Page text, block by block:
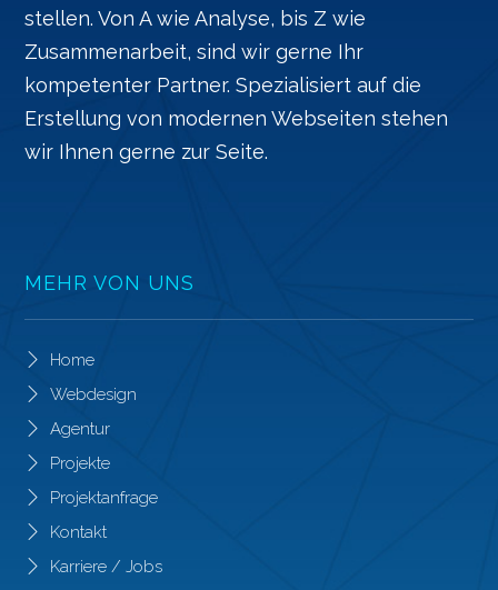
stellen. Von A wie Analyse, bis Z wie
Zusammenarbeit, sind wir gerne Ihr
kompetenter Partner. Spezialisiert auf die
Erstellung von modernen Webseiten stehen
wir Ihnen gerne zur Seite.
MEHR VON UNS
Home
Webdesign
Agentur
Projekte
Projektanfrage
Kontakt
Karriere / Jobs